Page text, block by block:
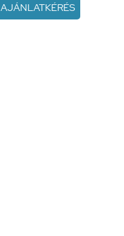
AJÁNLATKÉRÉS